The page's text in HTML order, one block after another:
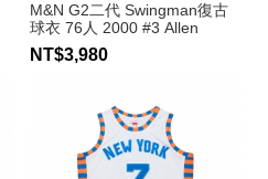
M&N G2二代 Swingman復古
球衣 76人 2000 #3 Allen
Iverson
NT$3,980